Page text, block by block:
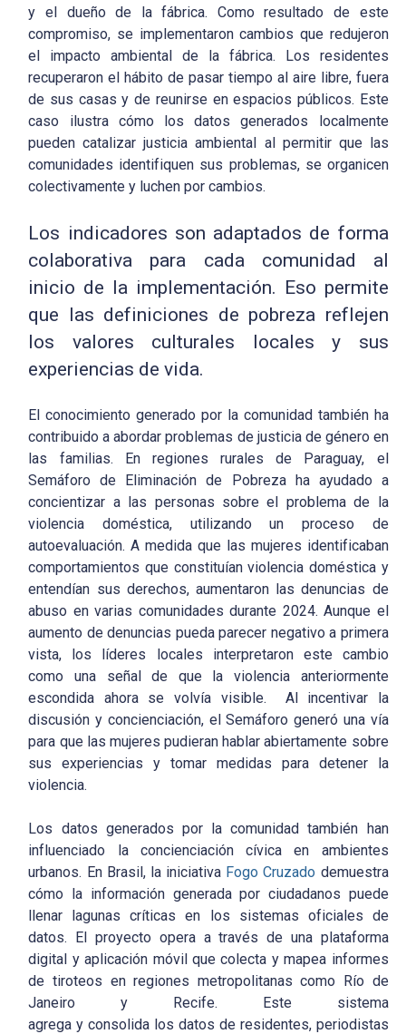
y el dueño de la fábrica. Como resultado de este
compromiso, se implementaron cambios que redujeron
el impacto ambiental de la fábrica. Los residentes
recuperaron el hábito de pasar tiempo al aire libre, fuera
de sus casas y de reunirse en espacios públicos. Este
caso ilustra cómo los datos generados localmente
pueden catalizar justicia ambiental al permitir que las
comunidades identifiquen sus problemas, se organicen
colectivamente y luchen por cambios.
Los indicadores son adaptados de forma
colaborativa para cada comunidad al
inicio de la implementación. Eso permite
que las definiciones de pobreza reflejen
los valores culturales locales y sus
experiencias de vida.
El conocimiento generado por la comunidad también ha
contribuido a abordar problemas de justicia de género en
las familias. En regiones rurales de Paraguay, el
Semáforo de Eliminación de Pobreza ha ayudado a
concientizar a las personas sobre el problema de la
violencia doméstica, utilizando un proceso de
autoevaluación. A medida que las mujeres identificaban
comportamientos que constituían violencia doméstica y
entendían sus derechos, aumentaron las denuncias de
abuso en varias comunidades durante 2024. Aunque el
aumento de denuncias pueda parecer negativo a primera
vista, los líderes locales interpretaron este cambio
como una señal de que la violencia anteriormente
escondida ahora se volvía visible. Al incentivar la
discusión y concienciación, el Semáforo generó una vía
para que las mujeres pudieran hablar abiertamente sobre
sus experiencias y tomar medidas para detener la
violencia.
Los datos generados por la comunidad también han
influenciado la concienciación cívica en ambientes
urbanos. En Brasil, la iniciativa Fogo Cruzado demuestra
cómo la información generada por ciudadanos puede
llenar lagunas críticas en los sistemas oficiales de
datos. El proyecto opera a través de una plataforma
digital y aplicación móvil que colecta y mapea informes
de tiroteos en regiones metropolitanas como Río de
Janeiro y Recife. Este sistema
agrega y consolida los datos de residentes, periodistas